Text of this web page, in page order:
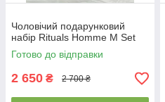
Чоловічий подарунковий
набір Rituals Homme M Set
Готово до відправки
2 650 ₴ 2 700 ₴